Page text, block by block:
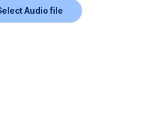
Audio file